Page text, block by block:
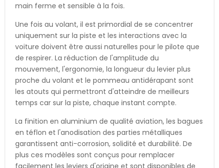
main ferme et sensible à la fois.
Une fois au volant, il est primordial de se concentrer
uniquement sur la piste et les interactions avec la
voiture doivent être aussi naturelles pour le pilote que
de respirer. La réduction de l'amplitude du
mouvement, l'ergonomie, la longueur du levier plus
proche du volant et le pommeau antidérapant sont
les atouts qui permettront d'atteindre de meilleurs
temps car sur la piste, chaque instant compte.
La finition en aluminium de qualité aviation, les bagues
en téflon et l'anodisation des parties métalliques
garantissent anti-corrosion, solidité et durabilité. De
plus ces modèles sont conçus pour remplacer
facilement les leviers d'origine et sont disponibles de